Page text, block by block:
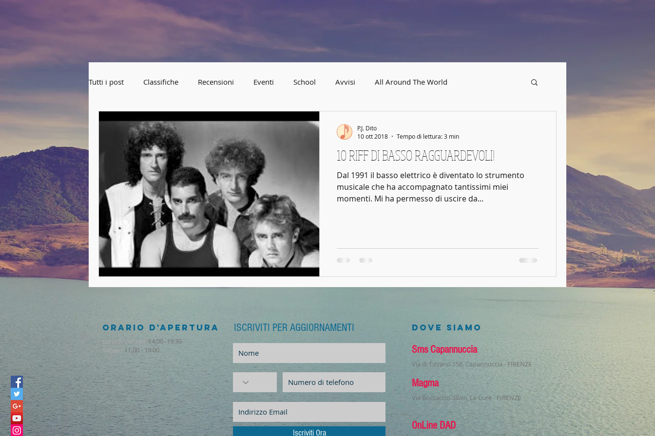
ABBEY
Tutti i post Classifiche Recensioni Eventi School Avvisi All Around The World
Lezioni 2018-2019 Corea del Sud Promozioni & buoni regalo
10 RIFF DI BASSO RAGGUARDEVOLI!
Dal 1991 il basso elettrico è diventato lo strumento
musicale che ha accompagnato tantissimi miei
momenti. Mi ha permesso di uscire da...
P.J. Dito
10 ott 2018
Tempo di lettura: 3 min
ORARIO D'APERTURA
Lunedi-Venerdi14:00 -19:30
Sabato 11.00 - 19.00
ISCRIVITI PER AGGIORNAMENTI
Iscriviti Ora
DOVE SIAMO
Sms Capannuccia
Via di Tizzano 158, Capannuccia - FIRENZE
Magma
Via Boccaccio 38/m, Le Cure - FIRENZE
OnLine DAD